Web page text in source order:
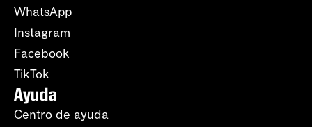
WhatsApp
Instagram
Facebook
TikTok
Ayuda
Centro de ayuda